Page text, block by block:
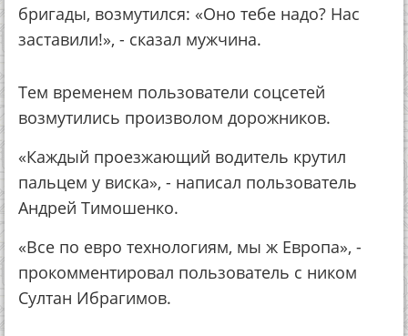
бригады, возмутился: «Оно тебе надо? Нас
заставили!», - сказал мужчина.
Тем временем пользователи соцсетей
возмутились произволом дорожников.
«Каждый проезжающий водитель крутил
пальцем у виска», - написал пользователь
Андрей Тимошенко.
«Все по евро технологиям, мы ж Европа», -
прокомментировал пользователь с ником
Султан Ибрагимов.